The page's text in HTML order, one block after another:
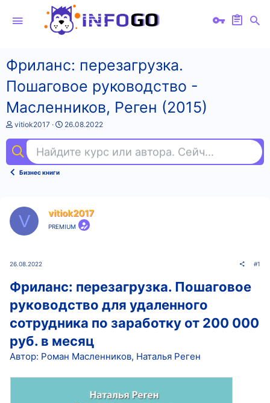
Фриланс: перезагрузка.
Пошаговое руководство -
Масленников, Реген (2015)
А
т
о
т
vitiok2017
Д
а
н
а
26.08.2022
Найдите курс или автора. Сейчас ищут
Бизнес книги
V vitiok2017
PREMIUM
26.08.2022 #1
Фриланс: перезагрузка. Пошаговое
руководство для удаленного
сотрудника по заработку от 200 000
руб. в месяц
Автор: Роман Масленников, Наталья Реген